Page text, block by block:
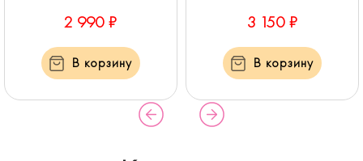
2 990 ₽
В корзину
3 150 ₽
В корзину